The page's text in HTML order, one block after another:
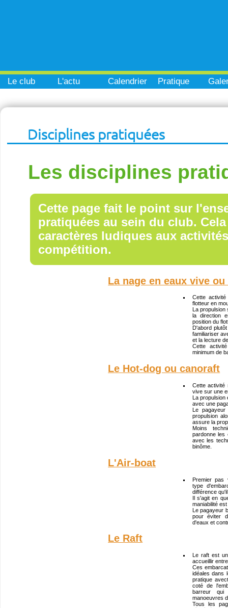
Le club L'actu Calendrier Pratique
Disciplines pratiquées
Les disciplines
Cette page fait le point sur
pratiquées au sein du club.
caractères ludiques aux
compétition.
La nage en eaux vive
Cette
flotteur en
La
la direction
position du
D'abord
familiariser
et la lecture
Cette
minimum de
Le Hot-dog ou canoraft
Cette activité
vive sur une
La propulsion
avec une
Le
propulsion
assure la
Moins
pardonne les
avec les
binôme.
L'Air-boat
Premier pas
type
différence
Il s'agit en
maniabilité
Le pagayeur
pour éviter
d'eaux et
Le Raft
Le raft est
accueillir
Ces
idéales dans
pratique
coté de
barreur
manoeuvres
Tous les